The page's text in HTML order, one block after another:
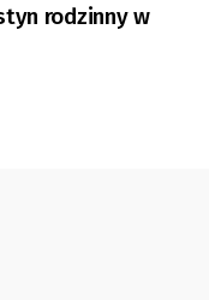
rodzinny w